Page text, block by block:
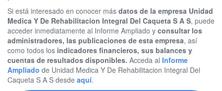
Si está interesado en conocer más datos de la empresa Unidad
Medica Y De Rehabilitacion Integral Del Caqueta S A S, puede
acceder inmediatamente al Informe Ampliado y consultar los
administradores, las publicaciones de esta empresa, así
como todos los indicadores financieros, sus balances y
cuentas de resultados disponibles. Acceda al Informe
Ampliado de Unidad Medica Y De Rehabilitacion Integral Del
Caqueta S A S desde aquí.